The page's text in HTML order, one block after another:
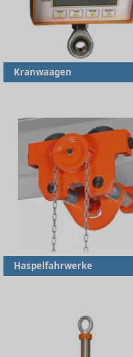
Kranwaagen
Haspelfahrwerke